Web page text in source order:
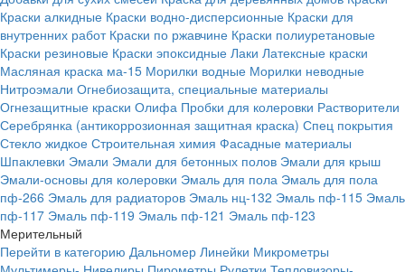
Краски алкидные Краски водно-дисперсионные Краски для
внутренних работ Краски по ржавчине Краски полиуретановые
Краски резиновые Краски эпоксидные Лаки Латексные краски
Масляная краска ма-15 Морилки водные Морилки неводные
Нитроэмали Огнебиозащита, специальные материалы
Огнезащитные краски Олифа Пробки для колеровки Растворители
Серебрянка (антикоррозионная защитная краска) Спец покрытия
Стекло жидкое Строительная химия Фасадные материалы
Шпаклевки Эмали Эмали для бетонных полов Эмали для крыш
Эмали-основы для колеровки Эмаль для пола Эмаль для пола
пф-266 Эмаль для радиаторов Эмаль нц-132 Эмаль пф-115 Эмаль
пф-117 Эмаль пф-119 Эмаль пф-121 Эмаль пф-123
Мерительный
Перейти в категорию Дальномер Линейки Микрометры